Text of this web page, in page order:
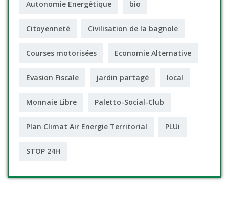
Autonomie Energétique bio
Citoyenneté Civilisation de la bagnole
Courses motorisées Economie Alternative
Evasion Fiscale jardin partagé local
Monnaie Libre Paletto-Social-Club
Plan Climat Air Energie Territorial PLUi
STOP 24H